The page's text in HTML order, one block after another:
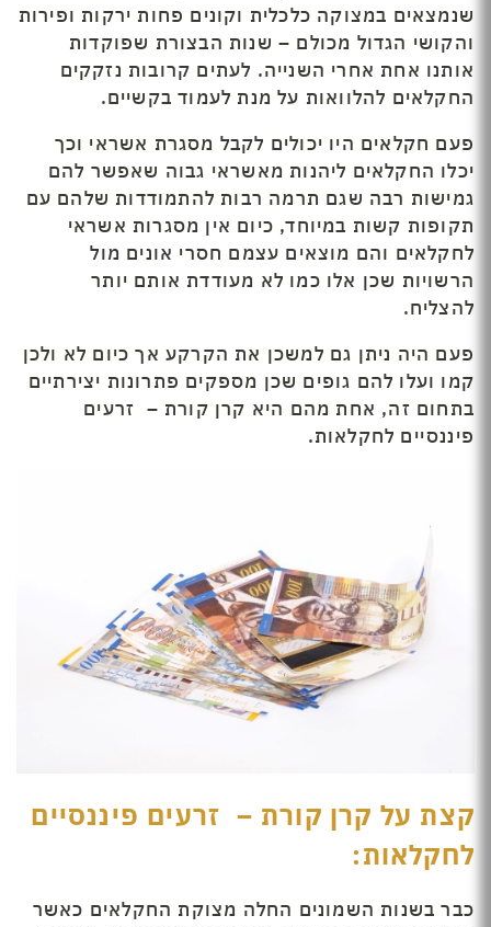
שנמצאים במצוקה כלכלית וקונים פחות ירקות ופירות
והקושי הגדול מכולם – שנות הבצורת שפוקדות
אותנו אחת אחרי השנייה. לעתים קרובות נזקקים
החקלאים להלוואות על מנת לעמוד בקשיים.
פעם חקלאים היו יכולים לקבל מסגרת אשראי וכך
יכלו החקלאים ליהנות מאשראי גבוה שאפשר להם
גמישות רבה שגם תרמה רבות להתמודדות שלהם עם
תקופות קשות במיוחד, כיום אין מסגרות אשראי
לחקלאים והם מוצאים עצמם חסרי אונים מול
הרשויות שכן אלו כמו לא מעודדת אותם יותר
להצליח.
פעם היה ניתן גם למשכן את הקרקע אך כיום לא ולכן
קמו ועלו להם גופים שכן מספקים פתרונות יצירתיים
בתחום זה, אחת מהם היא קרן קורת – זרעים
פיננסיים לחקלאות.
קצת על קרן קורת – זרעים פיננסיים
לחקלאות:
כבר בשנות השמונים החלה מצוקת החקלאים כאשר